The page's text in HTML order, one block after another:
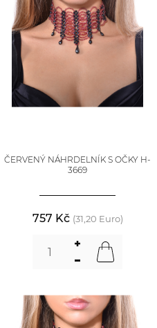
ČERVENÝ NÁHRDELNÍK S OČKY H-
3669
757 Kč (31,20 Euro)